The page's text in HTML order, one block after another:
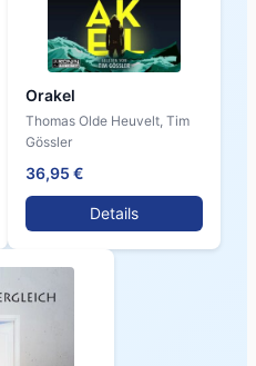
Orakel
Thomas Olde Heuvelt, Tim
Gössler
36,95 €
Details